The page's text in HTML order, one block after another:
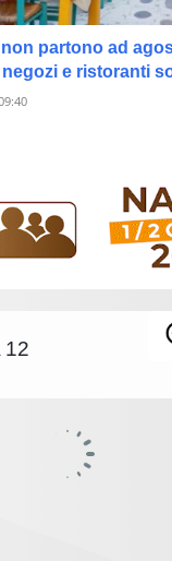
partono ad
e ristoranti